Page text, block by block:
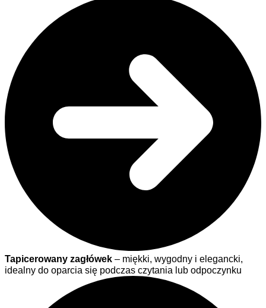
Tapicerowany zagłówek – miękki, wygodny i elegancki,
idealny do oparcia się podczas czytania lub odpoczynku